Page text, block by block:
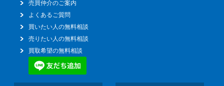
売買仲介のご案内
よくあるご質問
買いたい人の無料相談
売りたい人の無料相談
買取希望の無料相談